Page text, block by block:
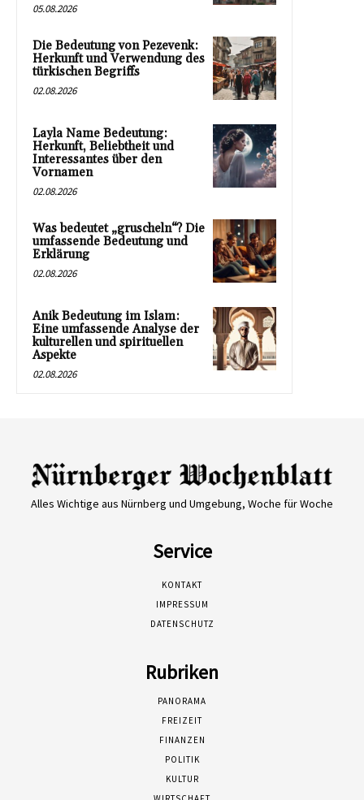
05.08.2026
Die Bedeutung von Pezevenk:
Herkunft und Verwendung des
türkischen Begriffs
02.08.2026
Layla Name Bedeutung:
Herkunft, Beliebtheit und
Interessantes über den
Vornamen
02.08.2026
Was bedeutet „gruscheln“? Die
umfassende Bedeutung und
Erklärung
02.08.2026
Anik Bedeutung im Islam:
Eine umfassende Analyse der
kulturellen und spirituellen
Aspekte
02.08.2026
Alles Wichtige aus Nürnberg und Umgebung, Woche für Woche
Service
KONTAKT
IMPRESSUM
DATENSCHUTZ
Rubriken
PANORAMA
FREIZEIT
FINANZEN
POLITIK
KULTUR